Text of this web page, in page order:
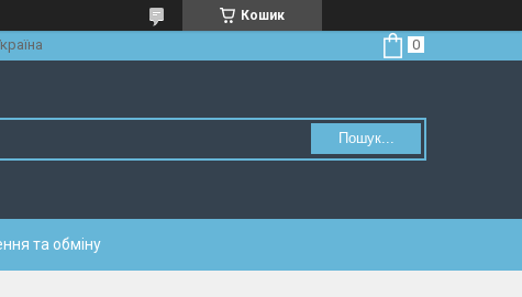
Кошик
Пошук...
та обміну